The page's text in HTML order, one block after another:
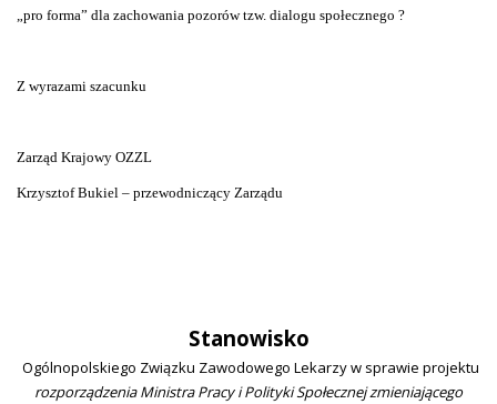
„pro forma” dla zachowania pozorów tzw. dialogu społecznego ?
Z wyrazami szacunku
Zarząd Krajowy OZZL
Krzysztof Bukiel – przewodniczący Zarządu
Stanowisko
Ogólnopolskiego Związku Zawodowego Lekarzy w sprawie projektu
rozporządzenia Ministra Pracy i Polityki Społecznej zmieniającego